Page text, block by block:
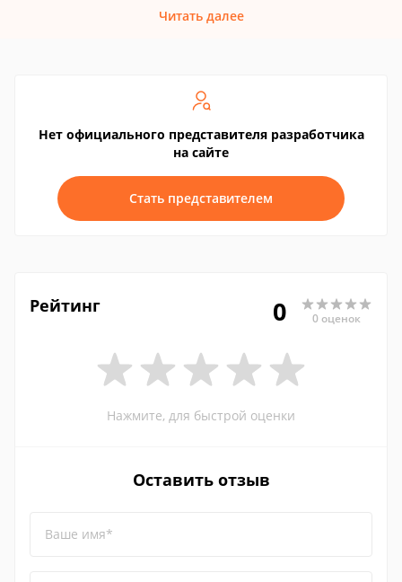
Читать далее
Нет официального представителя разработчика
на сайте
Стать представителем
Рейтинг 0 0 оценок
Нажмите, для быстрой оценки
Оставить отзыв
Ваше имя*